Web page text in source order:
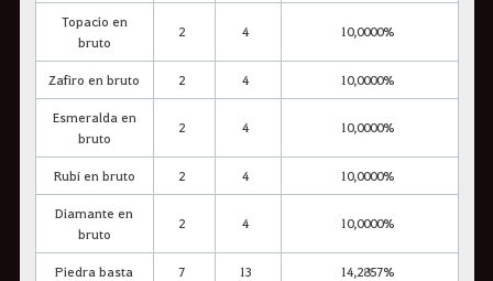
Topacio en
bruto
2 4 10,0000%
Zafiro en bruto 2 4 10,0000%
Esmeralda en
bruto
2 4 10,0000%
Rubí en bruto 2 4 10,0000%
Diamante en
bruto
2 4 10,0000%
Piedra basta 7 13 14,2857%